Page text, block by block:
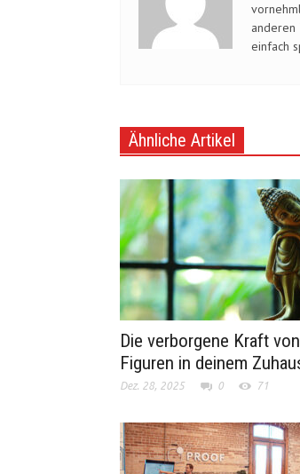
Industrie in
einfach
Ähnliche Artikel
Die verborgene Kraft
Figuren in deinem
Dez. 28, 2025 0 71